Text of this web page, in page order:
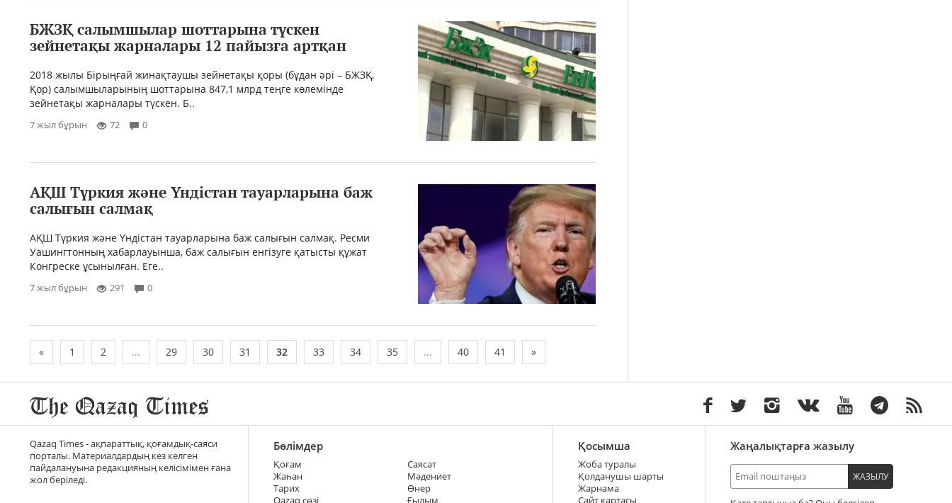
БЖЗҚ салымшылар шоттарына түскен
зейнетақы жарналары 12 пайызға артқан
2018 жылы Бірыңғай жинақтаушы зейнетақы қоры (бұдан әрі – БЖЗҚ,
Қор) салымшыларының шоттарына 847,1 млрд теңге көлемінде
зейнетақы жарналары түскен. Б..
7 жыл бұрын 72 0
АҚШ Түркия және Үндістан тауарларына баж
салығын салмақ
АҚШ Түркия және Үндістан тауарларына баж салығын салмақ. Ресми
Уашингтонның хабарлауынша, баж салығын енгізуге қатысты құжат
Конгреске ұсынылған. Еге..
7 жыл бұрын 291 0
« 1 2 ... 29 30 31 32 33 34 35 ... 40 41 »
Qazaq Times - ақпараттық, қоғамдық-саяси
порталы. Материалдардың кез келген
пайдалануына редакцияның келісімімен ғана
жол беріледі.
Бөлімдер
Қоғам
Жаһан
Тарих
Qazaq сөзі
Саясат
Мәдениет
Өнер
Ғылым
Қосымша
Жоба туралы
Қолданушы шарты
Жарнама
Сайт картасы
Жаңалықтарға жазылу
ЖАЗЫЛУ